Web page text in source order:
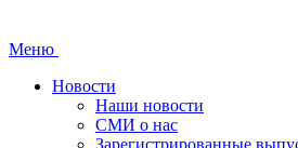
Меню
Новости
Наши новости
СМИ о нас
Зарегистрированные